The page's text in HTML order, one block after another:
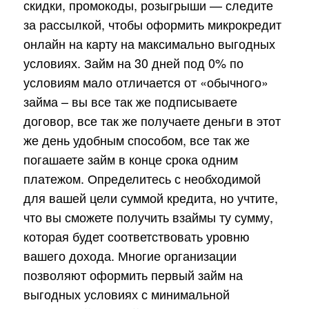
скидки, промокоды, розыгрыши — следите
за рассылкой, чтобы оформить микрокредит
онлайн на карту на максимально выгодных
условиях. Займ на 30 дней под 0% по
условиям мало отличается от «обычного»
займа – вы все так же подписываете
договор, все так же получаете деньги в этот
же день удобным способом, все так же
погашаете займ в конце срока одним
платежом. Определитесь с необходимой
для вашей цели суммой кредита, но учтите,
что вы сможете получить взаймы ту сумму,
которая будет соответствовать уровню
вашего дохода. Многие организации
позволяют оформить первый займ на
выгодных условиях с минимальной